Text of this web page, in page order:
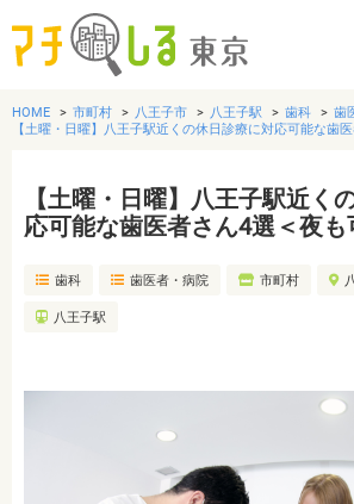
グルメ
美容・健康
HOME 市町村 八王子市 八王子駅 歯科
歯
【土曜・日曜】八王子駅近くの休日診療に対応可能な歯
【土曜・日曜】八王子駅近く
応可能な歯医者さん4選＜夜も
歯科 歯医者・病院 市町村
八王子駅